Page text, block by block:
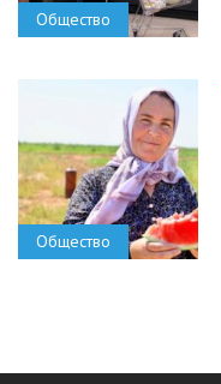
Общество
Общество